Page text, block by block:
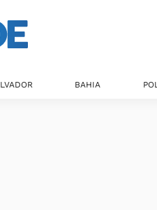
BAHIA